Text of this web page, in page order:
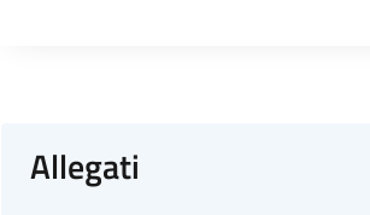
Allegati